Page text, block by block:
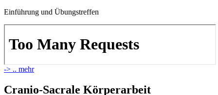
Einführung und Übungstreffen
-> .. mehr
Cranio-Sacrale Körperarbeit